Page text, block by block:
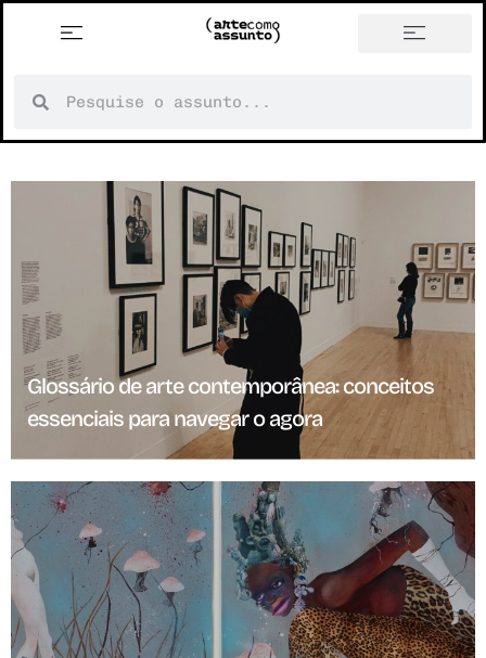
Glossário de arte contemporânea: conceitos
essenciais para navegar o agora